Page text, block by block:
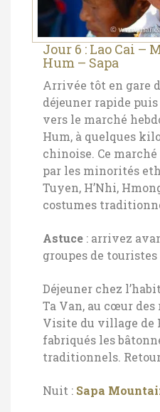
Jour 6 : Lao Cai –
Hum – Sapa
Arrivée tôt en gare
déjeuner rapide
vers le marché
Hum, à quelques
chinoise. Ce
par les minorités
Tuyen, H’Nhi,
costumes
Astuce : arrivez
groupes de
Déjeuner chez
Ta Van, au cœur des
Visite du village de
fabriqués les
traditionnels. Retour
Nuit : Sapa